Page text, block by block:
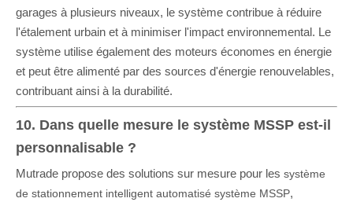
garages à plusieurs niveaux, le système contribue à réduire
l'étalement urbain et à minimiser l'impact environnemental. Le
système utilise également des moteurs économes en énergie
et peut être alimenté par des sources d'énergie renouvelables,
contribuant ainsi à la durabilité.
10. Dans quelle mesure le système MSSP est-il
personnalisable ?
Mutrade propose des solutions sur mesure pour les système
de stationnement intelligent automatisé système MSSP,